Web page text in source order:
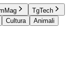
TgTech
Cultura
Animali